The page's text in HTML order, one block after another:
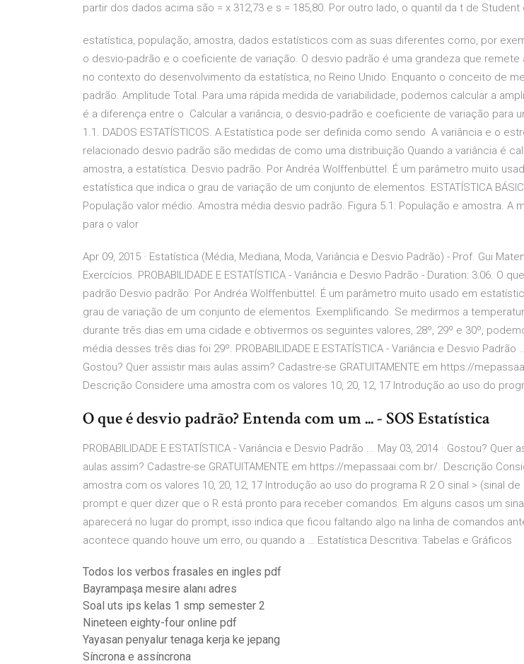
partir dos dados acima são = x 312,73 e s = 185,80. Por outro lado, o quantil da t de Student
estatística, população, amostra, dados estatísticos com as suas diferentes como, por
o desvio-padrão e o coeficiente de variação. O desvio padrão é uma grandeza que remete
no contexto do desenvolvimento da estatística, no Reino Unido. Enquanto o conceito de
padrão. Amplitude Total. Para uma rápida medida de variabilidade, podemos calcular a
é a diferença entre o Calcular a variância, o desvio-padrão e coeficiente de variação para
1.1. DADOS ESTATÍSTICOS. A Estatística pode ser definida como sendo A variância e o
relacionado desvio padrão são medidas de como uma distribuição Quando a variância é
amostra, a estatística. Desvio padrão. Por Andréa Wolffenbüttel. É um parâmetro muito
estatística que indica o grau de variação de um conjunto de elementos. ESTATÍSTICA
População valor médio. Amostra média desvio padrão. Figura 5.1: População e amostra. A
para o valor
Apr 09, 2015 · Estatística (Média, Mediana, Moda, Variância e Desvio Padrão) - Prof. Gui
Exercícios. PROBABILIDADE E ESTATÍSTICA - Variância e Desvio Padrão - Duration: 3:06. O
padrão Desvio padrão. Por Andréa Wolffenbüttel. É um parâmetro muito usado em
grau de variação de um conjunto de elementos. Exemplificando. Se medirmos a
durante três dias em uma cidade e obtivermos os seguintes valores, 28º, 29º e 30º,
média desses três dias foi 29º. PROBABILIDADE E ESTATÍSTICA - Variância e Desvio Padrão
Gostou? Quer assistir mais aulas assim? Cadastre-se GRATUITAMENTE em https://
Descrição Considere uma amostra com os valores 10, 20, 12, 17 Introdução ao uso do
O que é desvio padrão? Entenda com um ... - SOS Estatística
PROBABILIDADE E ESTATÍSTICA - Variância e Desvio Padrão ... May 03, 2014 · Gostou? Quer
aulas assim? Cadastre-se GRATUITAMENTE em https://mepassaai.com.br/. Descrição
amostra com os valores 10, 20, 12, 17 Introdução ao uso do programa R 2 O sinal > (sinal
prompt e quer dizer que o R está pronto para receber comandos. Em alguns casos um
aparecerá no lugar do prompt, isso indica que ficou faltando algo na linha de comandos
acontece quando houve um erro, ou quando a … Estatística Descritiva: Tabelas e Gráficos
Todos los verbos frasales en ingles pdf
Bayrampaşa mesire alanı adres
Soal uts ips kelas 1 smp semester 2
Nineteen eighty-four online pdf
Yayasan penyalur tenaga kerja ke jepang
Síncrona e assíncrona